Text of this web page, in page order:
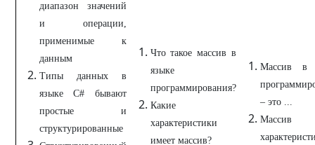
диапазон значений
и операции,
применимые к
данным
Типы данных в
языке C# бывают
простые и
структурированные
Что такое массив в
языке
программирования?
Какие
характеристики
имеет массив?
Массив в
– это ...
Массив